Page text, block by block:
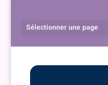
Sélectionner une page